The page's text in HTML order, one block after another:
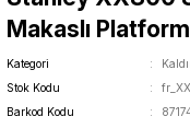
Makaslı Platform
Kategori
Stok Kodu
Barkod Kodu